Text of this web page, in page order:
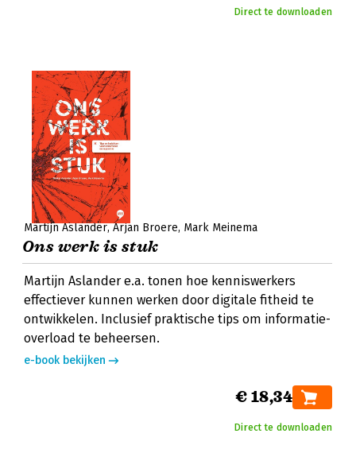
Direct te downloaden
Martijn Aslander Arjan Broere Mark Meinema
Ons werk is stuk
Martijn Aslander e.a. tonen hoe kenniswerkers
effectiever kunnen werken door digitale fitheid te
ontwikkelen. Inclusief praktische tips om informatie-
overload te beheersen.
e-book bekijken
€ 18,34
Direct te downloaden